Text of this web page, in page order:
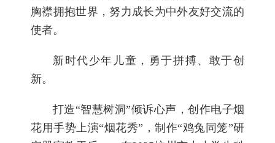
胸襟拥抱世界，努力成长为中外友好交流的
使者。
新时代少年儿童，勇于拼搏、敢于创
新。
打造“智慧树洞”倾诉心声，创作电子烟
花用手势上演“烟花秀”，制作“鸡兔同笼”研